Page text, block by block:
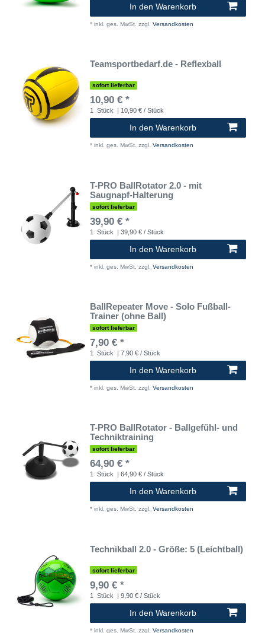
In den Warenkorb
* inkl. ges. MwSt. zzgl. Versandkosten
Teamsportbedarf.de - Reflexball
sofort lieferbar
10,90 € *
1 Stück | 10,90 € / Stück
In den Warenkorb
* inkl. ges. MwSt. zzgl. Versandkosten
T-PRO BallRotator 2.0 - mit
Saugnapf-Halterung
sofort lieferbar
39,90 € *
1 Stück | 39,90 € / Stück
In den Warenkorb
* inkl. ges. MwSt. zzgl. Versandkosten
BallRepeater Move - Solo Fußball-
Trainer (ohne Ball)
sofort lieferbar
7,90 € *
1 Stück | 7,90 € / Stück
In den Warenkorb
* inkl. ges. MwSt. zzgl. Versandkosten
T-PRO BallRotator - Ballgefühl- und
Techniktraining
sofort lieferbar
64,90 € *
1 Stück | 64,90 € / Stück
In den Warenkorb
* inkl. ges. MwSt. zzgl. Versandkosten
Technikball 2.0 - Größe: 5 (Leichtball)
sofort lieferbar
9,90 € *
1 Stück | 9,90 € / Stück
In den Warenkorb
* inkl. ges. MwSt. zzgl. Versandkosten